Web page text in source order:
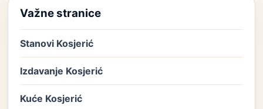
Važne stranice
Stanovi Kosjerić
Izdavanje Kosjerić
Kuće Kosjerić